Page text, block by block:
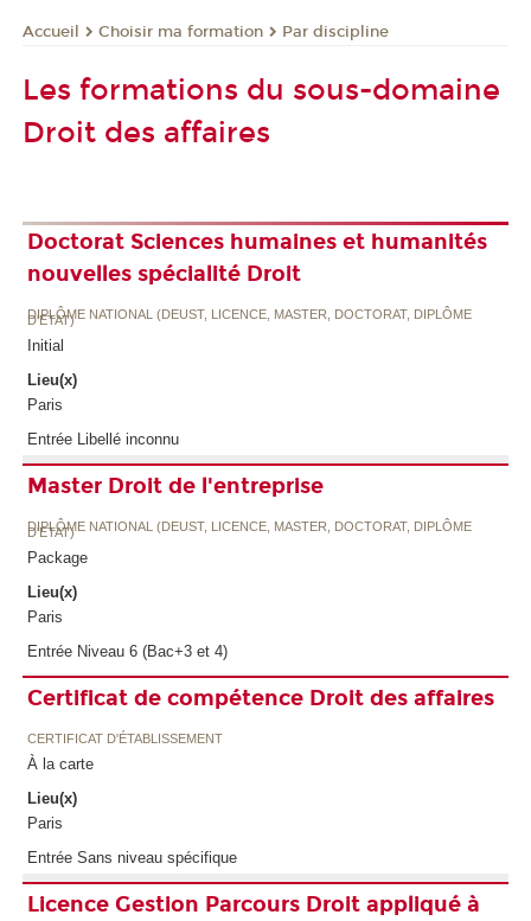
Accueil Choisir ma formation Par discipline
Les formations du sous-domaine
Droit des affaires
Doctorat Sciences humaines et humanités
nouvelles spécialité Droit
DIPLÔME NATIONAL (DEUST, LICENCE, MASTER, DOCTORAT, DIPLÔME
D'ETAT)
Initial
Lieu(x)
Paris
Entrée Libellé inconnu
Master Droit de l'entreprise
DIPLÔME NATIONAL (DEUST, LICENCE, MASTER, DOCTORAT, DIPLÔME
D'ETAT)
Package
Lieu(x)
Paris
Entrée Niveau 6 (Bac+3 et 4)
Certificat de compétence Droit des affaires
CERTIFICAT D'ÉTABLISSEMENT
À la carte
Lieu(x)
Paris
Entrée Sans niveau spécifique
Licence Gestion Parcours Droit appliqué à